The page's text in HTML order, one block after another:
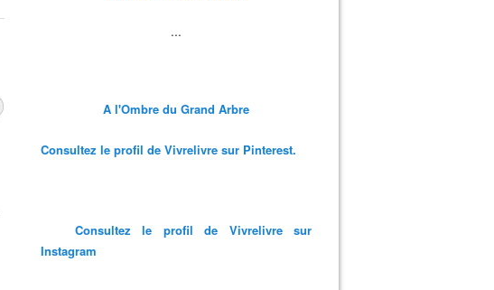
...
A l'Ombre du Grand Arbre
Consultez le profil de Vivrelivre sur Pinterest.
Consultez le profil de Vivrelivre sur
Instagram